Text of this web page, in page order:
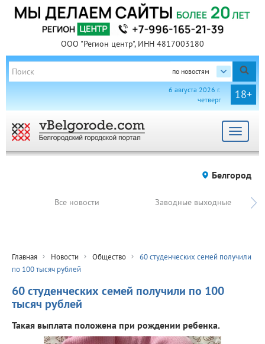
ООО "Регион центр", ИНН 4817003180
по новостям
18+
6 августа 2026 г.
четверг
Toggle
Белгород
Все новости Заводные выходные
Главная Новости Общество
60 студенческих семей получили
по 100 тысяч рублей
60 студенческих семей получили по 100
тысяч рублей
Такая выплата положена при рождении ребенка.